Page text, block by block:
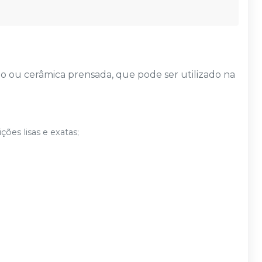
ou cerâmica prensada, que pode ser utilizado na
lisas e exatas;